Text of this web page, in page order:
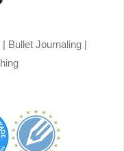
Bullet Journaling |